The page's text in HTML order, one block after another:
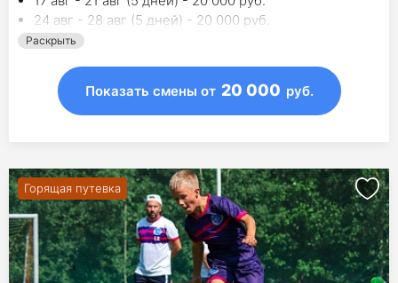
24 авг - 28 авг (5 дней) - 20 000 руб.
Раскрыть
Показать смены от 20 000 руб.
Горящая путевка